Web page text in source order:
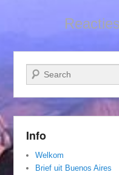
Zoeken
Info
Welkom
Brief uit Buenos Aires